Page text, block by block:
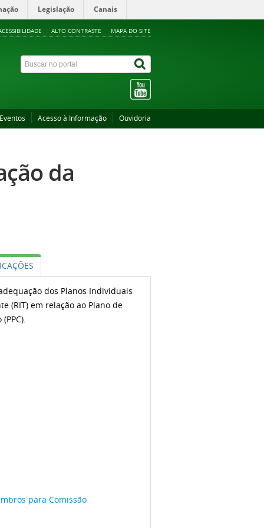
Legislação Canais
ALTO CONTRASTE MAPA DO SITE
Eventos Acesso à Informação Ouvidoria
da
dos Planos Individuais
(RIT) em relação ao Plano de
para Comissão